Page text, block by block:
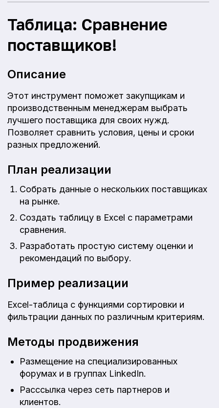
Таблица: Сравнение
поставщиков!
Описание
Этот инструмент поможет закупщикам и
производственным менеджерам выбрать
лучшего поставщика для своих нужд.
Позволяет сравнить условия, цены и сроки
разных предложений.
План реализации
Собрать данные о нескольких поставщиках
на рынке.
Создать таблицу в Excel с параметрами
сравнения.
Разработать простую систему оценки и
рекомендаций по выбору.
Пример реализации
Excel-таблица с функциями сортировки и
фильтрации данных по различным критериям.
Методы продвижения
Размещение на специализированных
форумах и в группах LinkedIn.
Расссылка через сеть партнеров и
клиентов.